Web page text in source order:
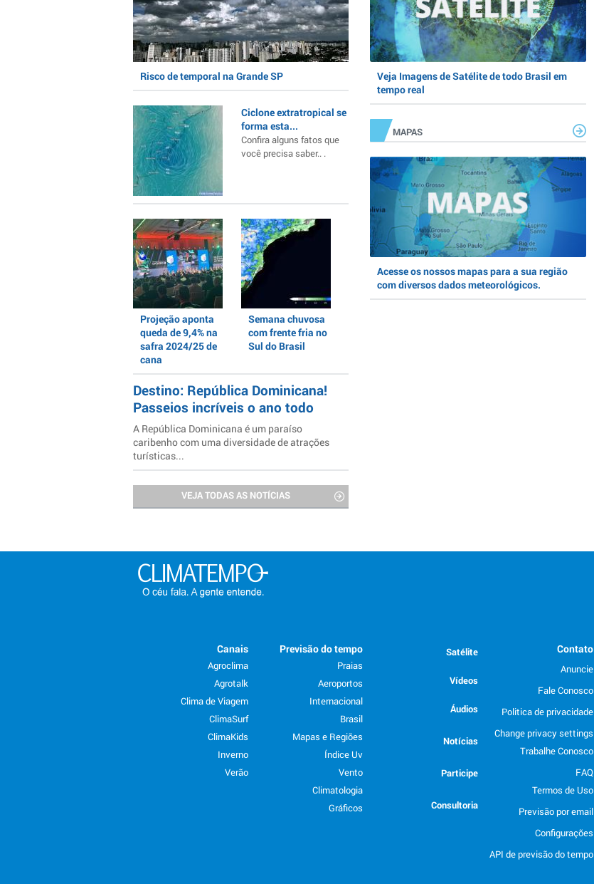
Risco de temporal na Grande SP
Ciclone extratropical se
forma esta...
Confira alguns fatos que
você precisa saber.. .
Projeção aponta
queda de 9,4% na
safra 2024/25 de
cana
Semana chuvosa
com frente fria no
Sul do Brasil
Destino: República Dominicana!
Passeios incríveis o ano todo
A República Dominicana é um paraíso
caribenho com uma diversidade de atrações
turísticas...
VEJA TODAS AS NOTÍCIAS
Veja Imagens de Satélite de todo Brasil em
tempo real
MAPAS
Acesse os nossos mapas para a sua região
com diversos dados meteorológicos.
Contato
Anuncie
Fale Conosco
Politica de privacidade
Change privacy settings
Trabalhe Conosco
FAQ
Termos de Uso
Previsão por email
Configurações
API de previsão do tempo
Satélite
Vídeos
Áudios
Notícias
Participe
Consultoria
Previsão do tempo
Praias
Aeroportos
Internacional
Brasil
Mapas e Regiões
Índice Uv
Vento
Climatologia
Gráficos
Canais
Agroclima
Agrotalk
Clima de Viagem
ClimaSurf
ClimaKids
Inverno
Verão